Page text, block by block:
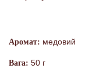
Аромат: медовий
Вага: 50 г